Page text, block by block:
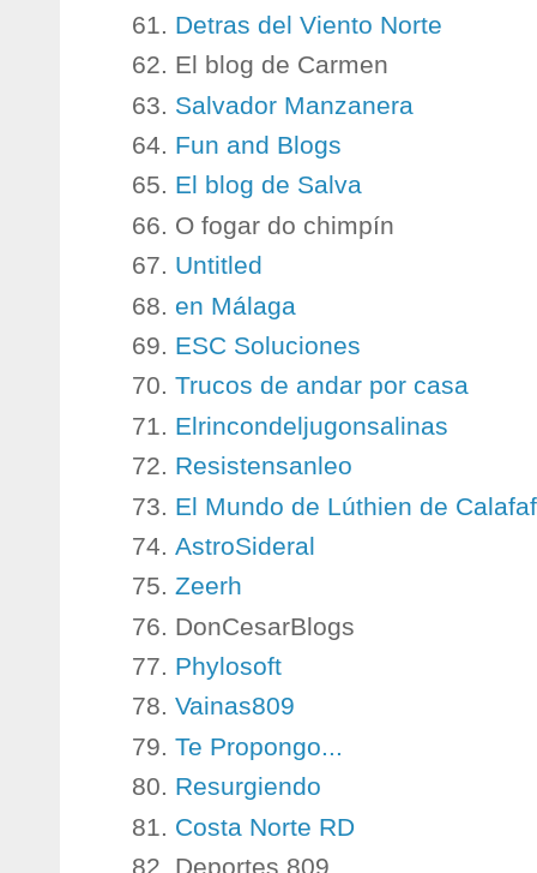
Detras del Viento Norte
El blog de Carmen
Salvador Manzanera
Fun and Blogs
El blog de Salva
O fogar do chimpín
Untitled
en Málaga
ESC Soluciones
Trucos de andar por casa
Elrincondeljugonsalinas
Resistensanleo
El Mundo de Lúthien de
AstroSideral
Zeerh
DonCesarBlogs
Phylosoft
Vainas809
Te Propongo...
Resurgiendo
Costa Norte RD
Deportes 809